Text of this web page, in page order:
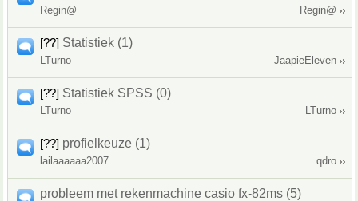
Regin@ Regin@
[??] Statistiek (1)
LTurno JaapieEleven
[??] Statistiek SPSS (0)
LTurno LTurno
[??] profielkeuze (1)
lailaaaaaa2007 qdro
probleem met rekenmachine casio fx-82ms (5)